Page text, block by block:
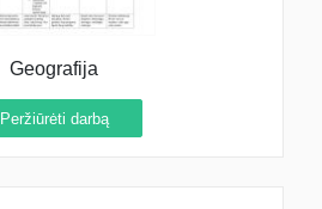
Geografija
Peržiūrėti darbą